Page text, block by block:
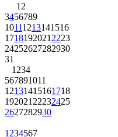
1 2
3456789
10111213141516
1718192021 2223
24252627282930
31
1 234
567891011
12131415161718
192021 22232425
2627282930
1 234567